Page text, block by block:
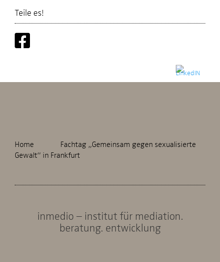
Teile es!
Home
Fachtag „Gemeinsam gegen sexualisierte
Gewalt“ in Frankfurt
inmedio – institut für mediation.
beratung. entwicklung